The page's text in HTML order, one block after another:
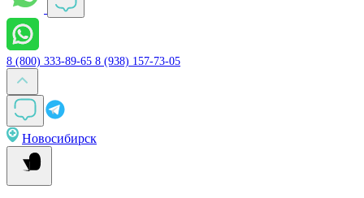
8 (800) 333-89-65 8 (938) 157-73-05
Новосибирск